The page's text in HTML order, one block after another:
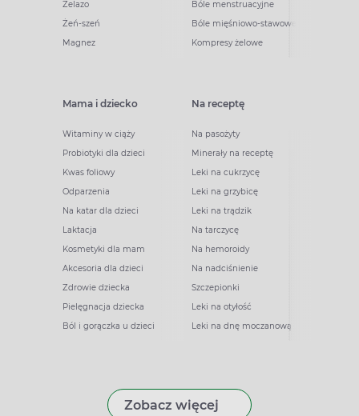
Żelazo
Żeń-szeń
Magnez
Bóle menstruacyjne
Bóle mięśniowo-stawowe
Kompresy żelowe
Mama i dziecko
Witaminy w ciąży
Probiotyki dla dzieci
Kwas foliowy
Odparzenia
Na katar dla dzieci
Laktacja
Kosmetyki dla mam
Akcesoria dla dzieci
Zdrowie dziecka
Pielęgnacja dziecka
Ból i gorączka u dzieci
Na receptę
Na pasożyty
Minerały na receptę
Leki na cukrzycę
Leki na grzybicę
Leki na trądzik
Na tarczycę
Na hemoroidy
Na nadciśnienie
Szczepionki
Leki na otyłość
Leki na dnę moczanową
Zobacz więcej